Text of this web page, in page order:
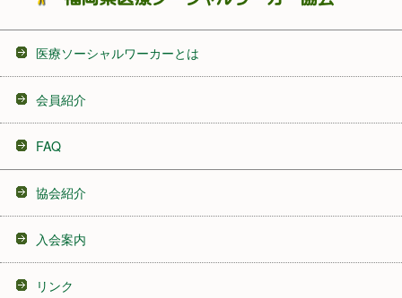
21:00
23:00
医療ソーシャルワーカーとは
会員紹介
FAQ
協会紹介
入会案内
リンク